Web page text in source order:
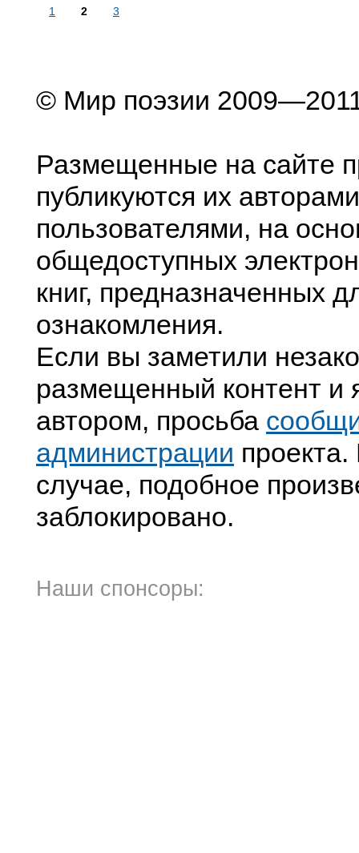
1 2 3
© Мир поэзии
Размещенные на сайте
публикуются их
пользователями, на
общедоступных
книг, предназначенных
ознакомления.
Если вы заметили
размещенный контент и
автором, просьба
администрации
случае, подобное
заблокировано.
Наши спонсоры: